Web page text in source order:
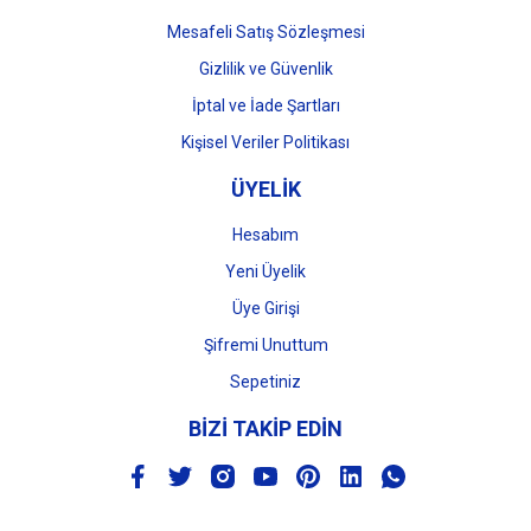
Mesafeli Satış Sözleşmesi
Gizlilik ve Güvenlik
İptal ve İade Şartları
Kişisel Veriler Politikası
ÜYELİK
Hesabım
Yeni Üyelik
Üye Girişi
Şifremi Unuttum
Sepetiniz
BİZİ TAKİP EDİN